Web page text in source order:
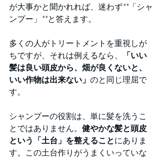
が大事かと聞かれれば、迷わず**「シャ
ンプー」**と答えます。
多くの人がトリートメントを重視しが
ちですが、それは例えるなら、
「いい
髪は良い頭皮から、畑が良くないと、
いい作物は出来ない」 のと同じ理屈で
す。
シャンプーの役割は、単に髪を洗うこ
とではありません。 健やかな髪と頭皮
という「土台」を整えることにありま
す。この土台作りがうまくいっていな